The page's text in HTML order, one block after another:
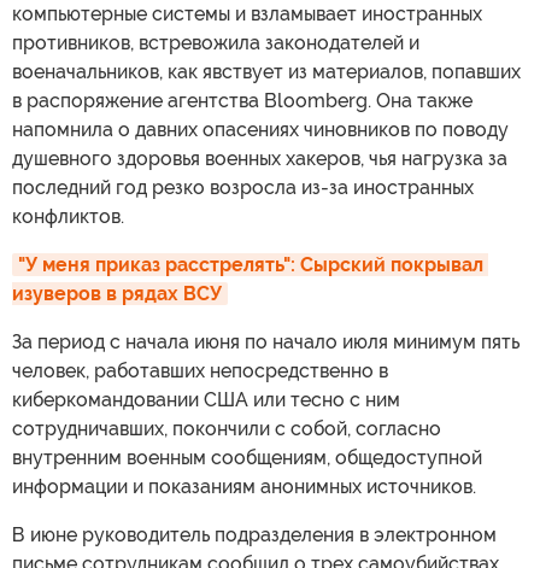
компьютерные системы и взламывает иностранных
противников, встревожила законодателей и
военачальников, как явствует из материалов, попавших
в распоряжение агентства Bloomberg. Она также
напомнила о давних опасениях чиновников по поводу
душевного здоровья военных хакеров, чья нагрузка за
последний год резко возросла из-за иностранных
конфликтов.
"У меня приказ расстрелять": Сырский покрывал
изуверов в рядах ВСУ
За период с начала июня по начало июля минимум пять
человек, работавших непосредственно в
киберкомандовании США или тесно с ним
сотрудничавших, покончили с собой, согласно
внутренним военным сообщениям, общедоступной
информации и показаниям анонимных источников.
В июне руководитель подразделения в электронном